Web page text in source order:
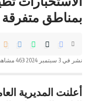
بمناطق
نشر في 3 سبتمبر 2024 463 مشاهدات
أعلنت المديرية